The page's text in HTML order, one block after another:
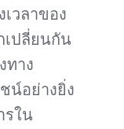
วลาของ
เปลี่ยนกัน
ทาง
น์อย่างยิ่ง
รใน